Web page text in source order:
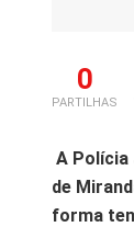
0
PARTILHAS
A Polícia
de
forma